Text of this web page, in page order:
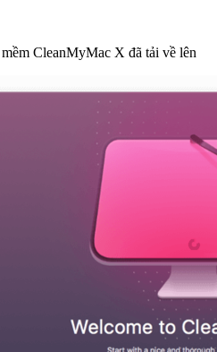
CleanMyMac X đã tải về lên